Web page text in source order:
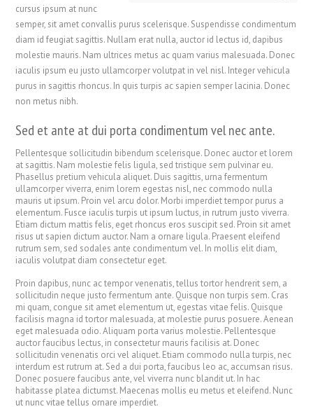
cursus ipsum at nunc
semper, sit amet convallis purus scelerisque. Suspendisse condimentum
diam id feugiat sagittis. Nullam erat nulla, auctor id lectus id, dapibus
molestie mauris. Nam ultrices metus ac quam varius malesuada. Donec
iaculis ipsum eu justo ullamcorper volutpat in vel nisl. Integer vehicula
purus in sagittis rhoncus. In quis turpis ac sapien semper lacinia. Donec
non metus nibh.
Sed et ante at dui porta condimentum vel nec ante.
Pellentesque sollicitudin bibendum scelerisque. Donec auctor et lorem
at sagittis. Nam molestie felis ligula, sed tristique sem pulvinar eu.
Phasellus pretium vehicula aliquet. Duis sagittis, urna fermentum
ullamcorper viverra, enim lorem egestas nisl, nec commodo nulla
mauris ut ipsum. Proin vel arcu dolor. Morbi imperdiet tempor purus a
elementum. Fusce iaculis turpis ut ipsum luctus, in rutrum justo viverra.
Etiam dictum mattis felis, eget rhoncus eros suscipit sed. Proin sit amet
risus ut sapien dictum auctor. Nam a ornare ligula. Praesent eleifend
rutrum sem, sed sodales ante condimentum vel. In mollis elit diam,
iaculis volutpat diam consectetur eget.
Proin dapibus, nunc ac tempor venenatis, tellus tortor hendrerit sem, a
sollicitudin neque justo fermentum ante. Quisque non turpis sem. Cras
mi quam, congue sit amet elementum ut, egestas vitae felis. Quisque
facilisis magna id tortor malesuada, at molestie purus posuere. Aenean
eget malesuada odio. Aliquam porta varius molestie. Pellentesque
auctor faucibus lectus, in consectetur mauris facilisis at. Donec
sollicitudin venenatis orci vel aliquet. Etiam commodo nulla turpis, nec
interdum est rutrum at. Sed a dui porta, faucibus leo ac, accumsan risus.
Donec posuere faucibus ante, vel viverra nunc blandit ut. In hac
habitasse platea dictumst. Maecenas mollis eu metus et eleifend. Nunc
ut nunc vitae tellus ornare imperdiet.